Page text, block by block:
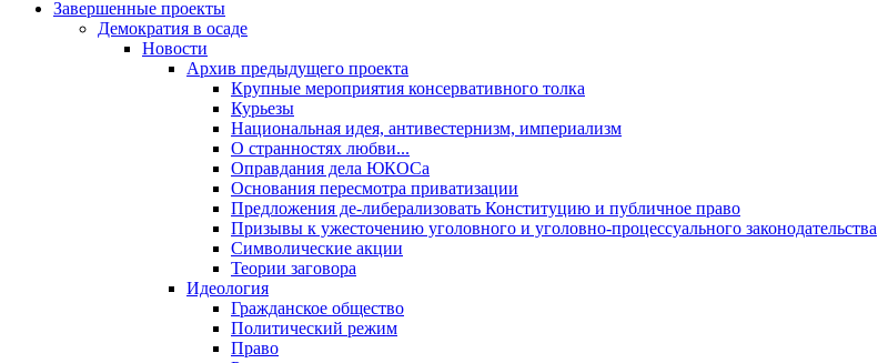
Завершенные проекты
Демократия в осаде
Новости
Архив предыдущего проекта
Крупные мероприятия консервативного толка
Курьезы
Национальная идея, антивестернизм, империализм
О странностях любви...
Оправдания дела ЮКОСа
Основания пересмотра приватизации
Предложения де-либерализовать Конституцию и публичное право
Призывы к ужесточению уголовного и уголовно-процессуального законодательства
Символические акции
Теории заговора
Идеология
Гражданское общество
Политический режим
Право